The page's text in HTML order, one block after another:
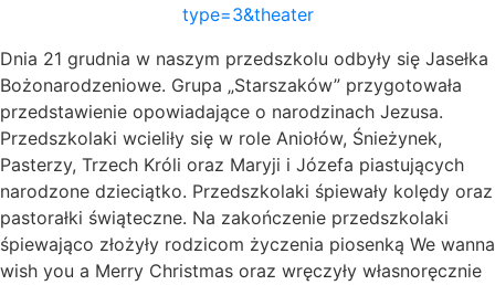
type=3&theater
Dnia 21 grudnia w naszym przedszkolu odbyły się Jasełka
Bożonarodzeniowe. Grupa „Starszaków” przygotowała
przedstawienie opowiadające o narodzinach Jezusa.
Przedszkolaki wcieliły się w role Aniołów, Śnieżynek,
Pasterzy, Trzech Króli oraz Maryji i Józefa piastujących
narodzone dzieciątko. Przedszkolaki śpiewały kolędy oraz
pastorałki świąteczne. Na zakończenie przedszkolaki
śpiewająco złożyły rodzicom życzenia piosenką We wanna
wish you a Merry Christmas oraz wręczyły własnoręcznie